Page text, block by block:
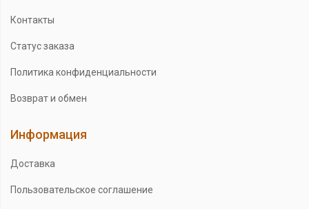
Контакты
Статус заказа
Политика конфиденциальности
Возврат и обмен
Информация
Доставка
Пользовательское соглашение